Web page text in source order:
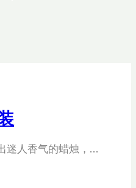
迷人香气的蜡烛，…